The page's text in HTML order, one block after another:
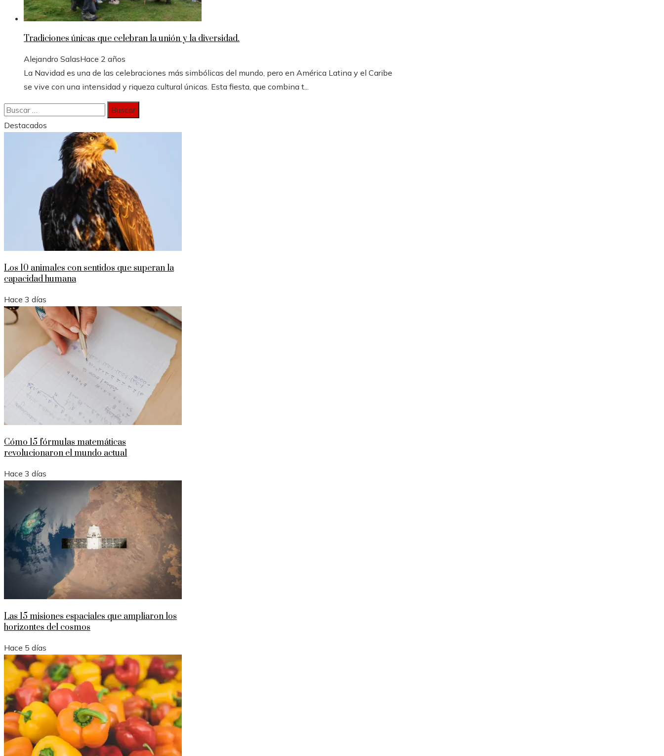
Tradiciones únicas que celebran la unión y la diversidad.
Alejandro SalasHace 2 años
La Navidad es una de las celebraciones más simbólicas del mundo, pero en América Latina y el Caribe
se vive con una intensidad y riqueza cultural únicas. Esta fiesta, que combina t...
Buscar:
Destacados
Los 10 animales con sentidos que superan la
capacidad humana
Hace 3 días
Cómo 15 fórmulas matemáticas
revolucionaron el mundo actual
Hace 3 días
Las 15 misiones espaciales que ampliaron los
horizontes del cosmos
Hace 5 días